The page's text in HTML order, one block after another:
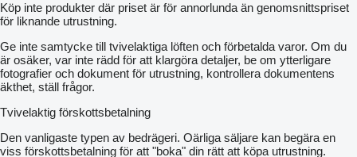
Köp inte produkter där priset är för annorlunda än genomsnittspriset
för liknande utrustning.
Ge inte samtycke till tvivelaktiga löften och förbetalda varor. Om du
är osäker, var inte rädd för att klargöra detaljer, be om ytterligare
fotografier och dokument för utrustning, kontrollera dokumentens
äkthet, ställ frågor.
Tvivelaktig förskottsbetalning
Den vanligaste typen av bedrägeri. Oärliga säljare kan begära en
viss förskottsbetalning för att "boka" din rätt att köpa utrustning.